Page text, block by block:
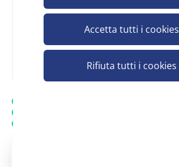
Accetta tutti i cookies
Rifiuta tutti i cookies
Registrati e scopri il prezzo